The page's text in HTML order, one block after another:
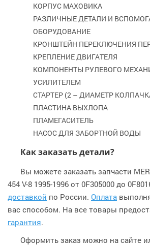
КОРПУС МАХОВИКА
РАЗЛИЧНЫЕ ДЕТАЛИ И
ОБОРУДОВАНИЕ
КРОНШТЕЙН ПЕРЕКЛЮЧЕНИЯ
КРЕПЛЕНИЕ ДВИГАТЕЛЯ
КОМПОНЕНТЫ РУЛЕВОГО
УСИЛИТЕЛЕМ
СТАРТЕР (2 – ДИАМЕТР
ПЛАСТИНА ВЫХЛОПА
ПЛАМЕГАСИТЕЛЬ
НАСОС ДЛЯ ЗАБОРТНОЙ ВОДЫ
Как заказать детали?
Вы можете заказать запчасти
454 V-8 1995-1996 от 0F305000 до
доставкой по России. Оплата
вас способом. На все товары
гарантия.
Оформить заказ можно на сайте